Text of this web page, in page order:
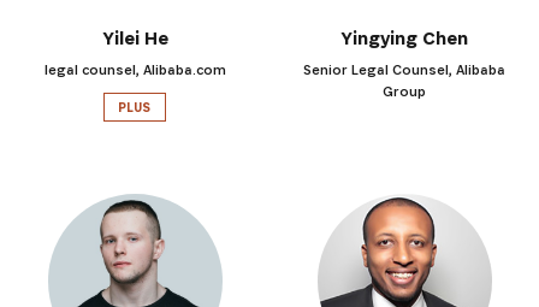
Prize Initiative, nos héros et nos partenaires
Yilei He
legal counsel, Alibaba.com
PLUS
Yingying Chen
Senior Legal Counsel, Alibaba
Group